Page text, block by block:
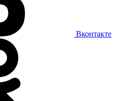
Вконтакте